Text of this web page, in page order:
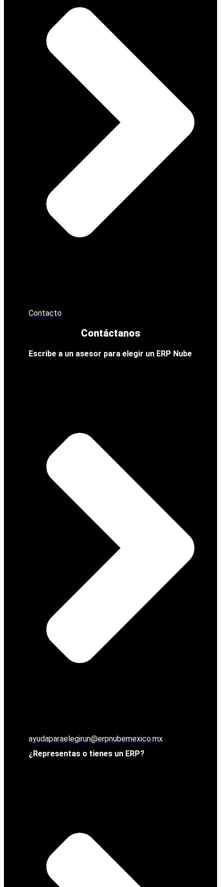
Contacto
Contáctanos
Escribe a un asesor para elegir un ERP Nube
ayudaparaelegirun@erpnubemexico.mx
¿Representas o tienes un ERP?